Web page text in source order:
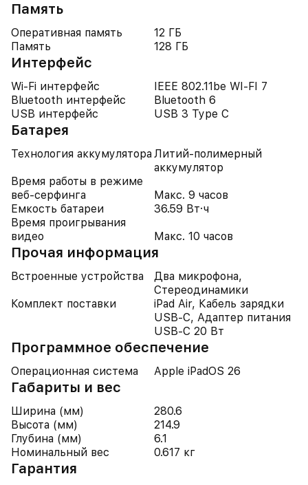
Память
Оперативная память
12 ГБ
Память
128 ГБ
Интерфейс
Wi-Fi интерфейс
IEEE 802.11be WI-FI 7
Bluetooth интерфейс
Bluetooth 6
USB интерфейс
USB 3 Type C
Батарея
Технология аккумулятора Литий-полимерный
аккумулятор
Время работы в режиме
веб-серфинга
Макс. 9 часов
Емкость батареи
36.59 Вт·ч
Время проигрывания
видео
Макс. 10 часов
Прочая информация
Встроенные устройства
Два микрофона,
Стереодинамики
Комплект поставки
iPad Air, Кабель зарядки
USB-C, Адаптер питания
USB-C 20 Вт
Программное обеспечение
Операционная система Apple iPadOS 26
Габариты и вес
Ширина (мм)
280.6
Высота (мм)
214.9
Глубина (мм)
6.1
Номинальный вес
0.617 кг
Гарантия